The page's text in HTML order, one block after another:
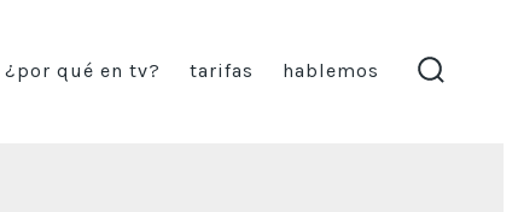
¿por qué en tv? tarifas hablemos